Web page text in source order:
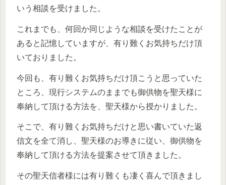
いう相談を受けました。
これまでも、何回か同じような相談を受けたことが
あると記憶していますが、有り難くお気持ちだけ頂
いておりました。
今回も、有り難くお気持ちだけ頂こうと思っていた
ところ、現行システムのままでも御供物を聖天様に
奉納して頂ける方法を、聖天様から授かりました。
そこで、有り難くお気持ちだけと思い書いていた返
信文を全て消し、聖天様のお導きに従い、御供物を
奉納して頂ける方法を提案させて頂きました。
その聖天信者様には有り難くも凄く喜んで頂きまし